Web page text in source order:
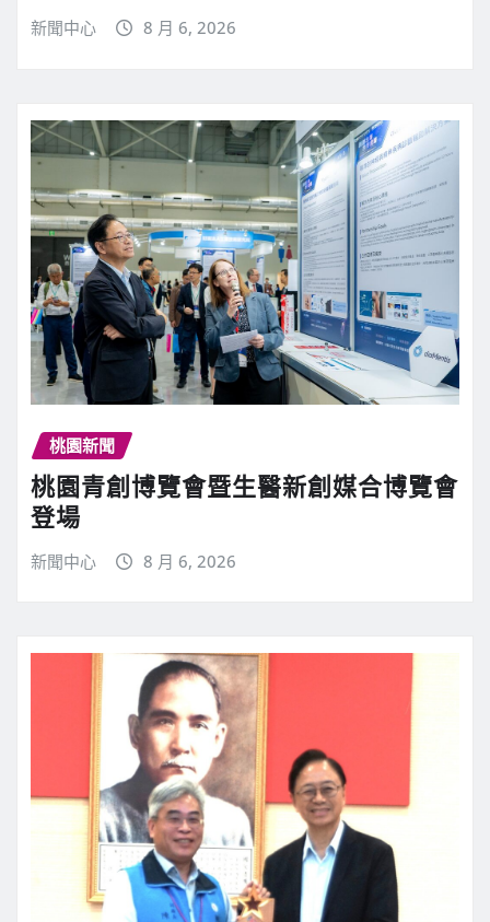
新聞中心 8 月 6, 2026
桃園新聞
桃園青創博覽會暨生醫新創媒合博覽會
登場
新聞中心 8 月 6, 2026